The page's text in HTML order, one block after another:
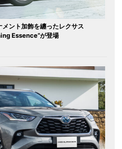
ント加飾を纏ったレクサス
Essence”が登場